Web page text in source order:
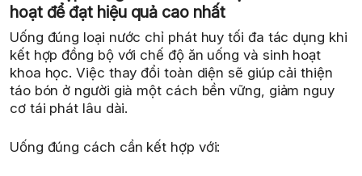
hoạt để đạt hiệu quả cao nhất
Uống đúng loại nước chỉ phát huy tối đa tác dụng khi
kết hợp đồng bộ với chế độ ăn uống và sinh hoạt
khoa học. Việc thay đổi toàn diện sẽ giúp cải thiện
táo bón ở người già một cách bền vững, giảm nguy
cơ tái phát lâu dài.
Uống đúng cách cần kết hợp với: